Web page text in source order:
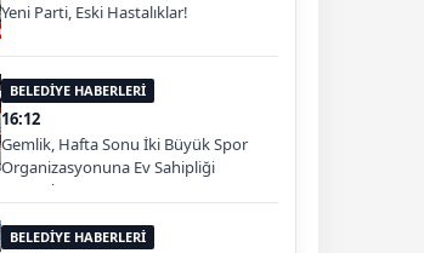
Yeni Parti, Eski Hastalıklar!
BELEDİYE HABERLERİ
16:12
Gemlik, Hafta Sonu İki Büyük Spor
Organizasyonuna Ev Sahipliği
Yapacak
BELEDİYE HABERLERİ